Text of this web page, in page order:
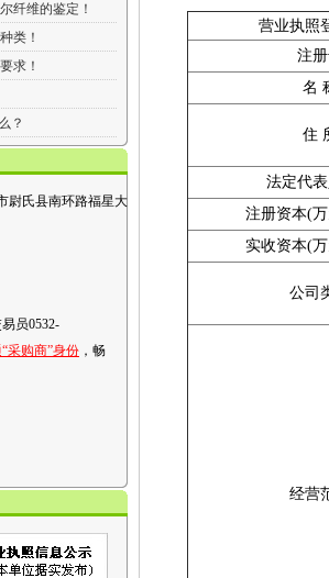
纤维的鉴定！
类！
求！
？
尉氏县南环路福星大
员0532-
采购商”身份 ，畅
营业执照
注
名
住
法定代
注册资本(
实收资本(
公司
经营